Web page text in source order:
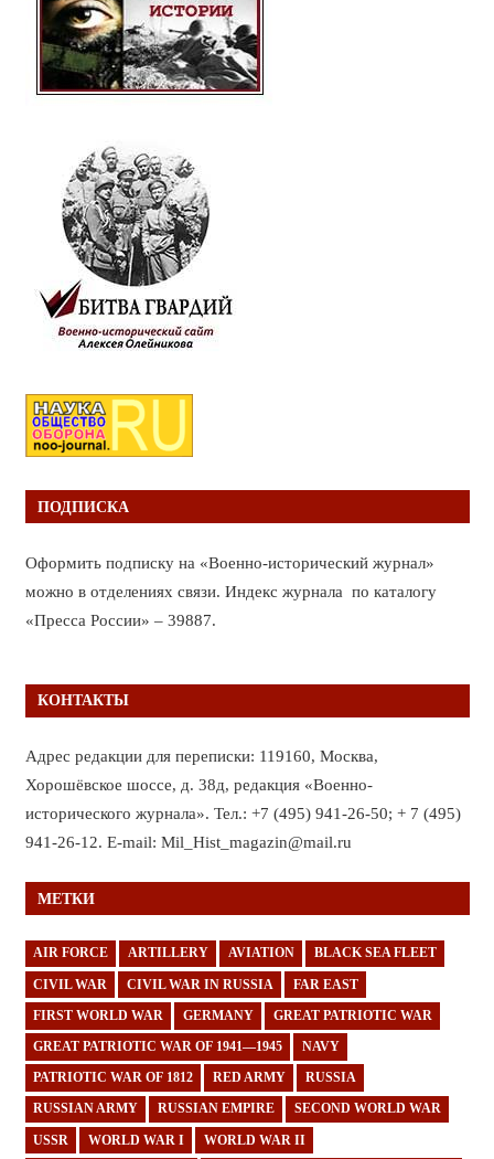
ПОДПИСКА
Оформить подписку на «Военно-исторический журнал»
можно в отделениях связи. Индекс журнала по каталогу
«Пресса России» – 39887.
КОНТАКТЫ
Адрес редакции для переписки: 119160, Москва,
Хорошёвское шоссе, д. 38д, редакция «Военно-
исторического журнала». Тел.: +7 (495) 941-26-50; + 7 (495)
941-26-12. E-mail: Mil_Hist_magazin@mail.ru
МЕТКИ
AIR FORCE ARTILLERY AVIATION BLACK SEA FLEET
CIVIL WAR CIVIL WAR IN RUSSIA FAR EAST
FIRST WORLD WAR GERMANY GREAT PATRIOTIC WAR
GREAT PATRIOTIC WAR OF 1941—1945 NAVY
PATRIOTIC WAR OF 1812 RED ARMY RUSSIA
RUSSIAN ARMY RUSSIAN EMPIRE SECOND WORLD WAR
USSR WORLD WAR I WORLD WAR II